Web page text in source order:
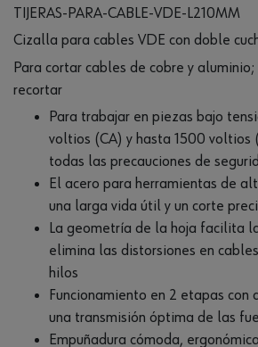
TIJERAS-PARA-CABLE-VDE-L210MM
Cizalla para cables VDE con doble
Para cortar cables de cobre y
recortar
Para trabajar en piezas bajo
voltios (CA) y hasta 1500 voltios
todas las precauciones de
El acero para herramientas de
una larga vida útil y un corte
La geometría de la hoja facilita
elimina las distorsiones en
hilos
Funcionamiento en 2 etapas con
una transmisión óptima de las
Empuñadura cómoda,